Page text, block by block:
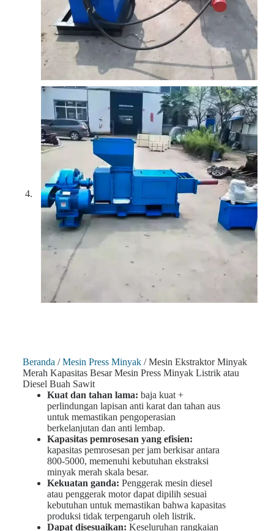
Beranda /Mesin Press Minyak/ Mesin Ekstraktor Minyak
Merah Kapasitas Besar Mesin Press Minyak Listrik atau
Diesel Buah Sawit
Kuat dan tahan lama: baja kuat +
perlindungan lapisan anti karat dan tahan aus
untuk memastikan pengoperasian
berkelanjutan dan anti lembap.
Kapasitas pemrosesan yang efisien:
kapasitas pemrosesan per jam berkisar antara
800-5000, memenuhi kebutuhan ekstraksi
minyak merah skala besar.
Kekuatan ganda: Penggerak mesin diesel
atau penggerak motor dapat dipilih sesuai
kebutuhan untuk memastikan bahwa kapasitas
produksi tidak terpengaruh oleh listrik.
Dapat disesuaikan: Keseluruhan rangkaian